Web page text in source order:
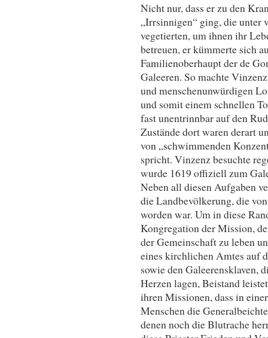
Nicht nur, dass er zu den
„Irrsinnigen“ ging, die unter
vegetierten, um ihnen ihr
betreuen, er kümmerte sich
Familienoberhaupt der de
Galeeren. So machte
und menschenunwürdigen
und somit einem schnellen
fast unentrinnbar auf den
Zustände dort waren derart
von „schwimmenden
spricht. Vinzenz besuchte
wurde 1619 offiziell zum
Neben all diesen Aufgaben
die Landbevölkerung, die
worden war. Um in diese
Kongregation der Mission,
der Gemeinschaft zu leben
eines kirchlichen Amtes auf
sowie den Galeerensklaven,
Herzen lagen, Beistand
ihren Missionen, dass in
Menschen die
denen noch die Blutrache